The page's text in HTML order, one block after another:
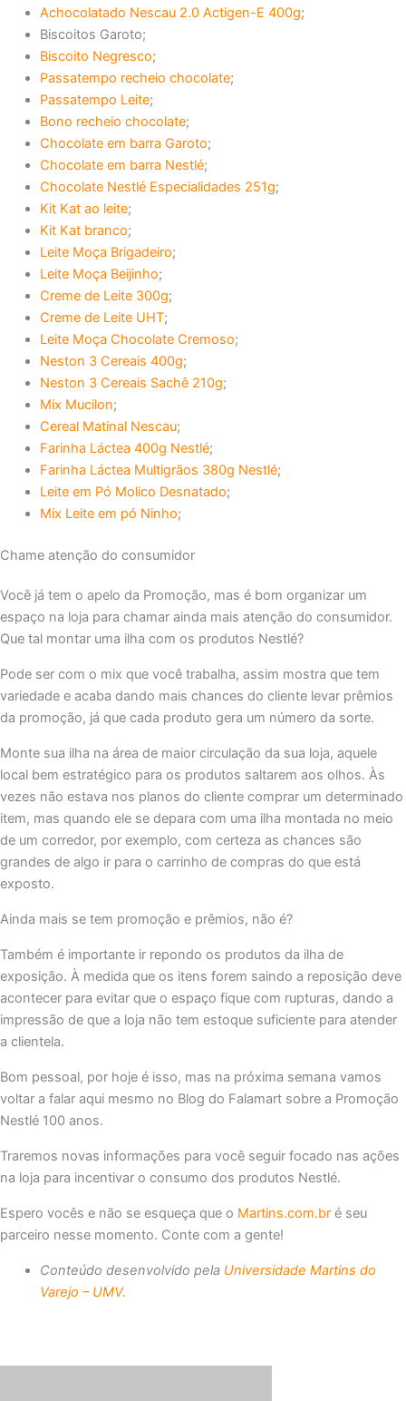
Achocolatado Nescau 2.0 Actigen-E 400g;
Biscoitos Garoto;
Biscoito Negresco;
Passatempo recheio chocolate;
Passatempo Leite;
Bono recheio chocolate;
Chocolate em barra Garoto;
Chocolate em barra Nestlé;
Chocolate Nestlé Especialidades 251g;
Kit Kat ao leite;
Kit Kat branco;
Leite Moça Brigadeiro;
Leite Moça Beijinho;
Creme de Leite 300g;
Creme de Leite UHT;
Leite Moça Chocolate Cremoso;
Neston 3 Cereais 400g;
Neston 3 Cereais Sachê 210g;
Mix Mucilon;
Cereal Matinal Nescau;
Farinha Láctea 400g Nestlé;
Farinha Láctea Multigrãos 380g Nestlé;
Leite em Pó Molico Desnatado;
Mix Leite em pó Ninho;
Chame atenção do consumidor
Você já tem o apelo da Promoção, mas é bom organizar um
espaço na loja para chamar ainda mais atenção do consumidor.
Que tal montar uma ilha com os produtos Nestlé?
Pode ser com o mix que você trabalha, assim mostra que tem
variedade e acaba dando mais chances do cliente levar prêmios
da promoção, já que cada produto gera um número da sorte.
Monte sua ilha na área de maior circulação da sua loja, aquele
local bem estratégico para os produtos saltarem aos olhos. Às
vezes não estava nos planos do cliente comprar um determinado
item, mas quando ele se depara com uma ilha montada no meio
de um corredor, por exemplo, com certeza as chances são
grandes de algo ir para o carrinho de compras do que está
exposto.
Ainda mais se tem promoção e prêmios, não é?
Também é importante ir repondo os produtos da ilha de
exposição. À medida que os itens forem saindo a reposição deve
acontecer para evitar que o espaço fique com rupturas, dando a
impressão de que a loja não tem estoque suficiente para atender
a clientela.
Bom pessoal, por hoje é isso, mas na próxima semana vamos
voltar a falar aqui mesmo no Blog do Falamart sobre a Promoção
Nestlé 100 anos.
Traremos novas informações para você seguir focado nas ações
na loja para incentivar o consumo dos produtos Nestlé.
Espero vocês e não se esqueça que o Martins.com.br é seu
parceiro nesse momento. Conte com a gente!
Conteúdo desenvolvido pelaUniversidade Martins do
Varejo – UMV.